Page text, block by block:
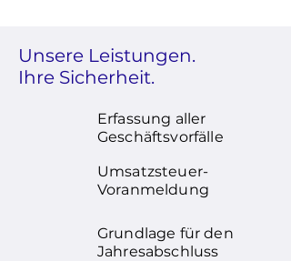
Unsere Leistungen.
Ihre Sicherheit.
Erfassung aller
Geschäftsvorfälle
Umsatzsteuer-
Voranmeldung
Grundlage für den
Jahresabschluss